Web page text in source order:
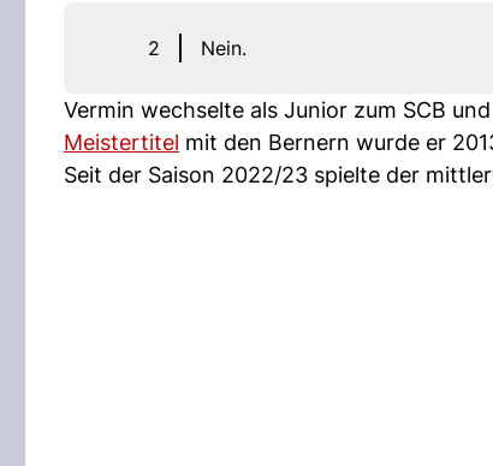
2 Nein.
Vermin wechselte als Junior zum SCB
Meistertitel mit den Bernern wurde er
Seit der Saison 2022/23 spielte der